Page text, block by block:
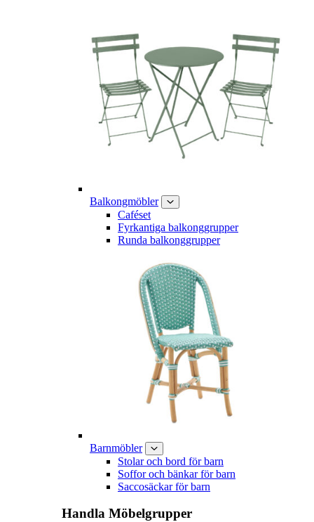
Balkongmöbler
Caféset
Fyrkantiga balkonggrupper
Runda balkonggrupper
Barnmöbler
Stolar och bord för barn
Soffor och bänkar för barn
Saccosäckar för barn
Handla Möbelgrupper